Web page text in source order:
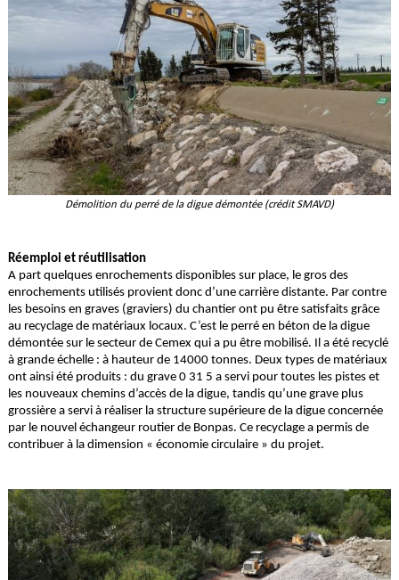
Démolition du perré de la digue démontée (crédit SMAVD)
Réemploi et réutilisation
A part quelques enrochements disponibles sur place, le gros des
enrochements utilisés provient donc d’une carrière distante. Par contre
les besoins en graves (graviers) du chantier ont pu être satisfaits grâce
au recyclage de matériaux locaux. C’est le perré en béton de la digue
démontée sur le secteur de Cemex qui a pu être mobilisé. Il a été recyclé
à grande échelle : à hauteur de 14000 tonnes. Deux types de matériaux
ont ainsi été produits : du grave 0 31 5 a servi pour toutes les pistes et
les nouveaux chemins d’accès de la digue, tandis qu’une grave plus
grossière a servi à réaliser la structure supérieure de la digue concernée
par le nouvel échangeur routier de Bonpas. Ce recyclage a permis de
contribuer à la dimension « économie circulaire » du projet.